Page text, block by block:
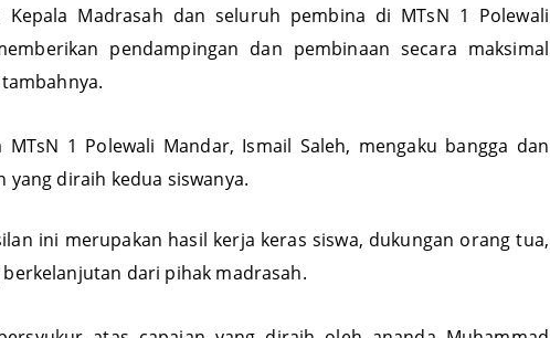
Kepala Madrasah dan seluruh pembina di MTsN 1 Polewali
pendampingan dan pembinaan secara maksimal
MTsN 1 Polewali Mandar, Ismail Saleh, mengaku bangga dan
yang diraih kedua siswanya.
ini merupakan hasil kerja keras siswa, dukungan orang tua,
dari pihak madrasah.